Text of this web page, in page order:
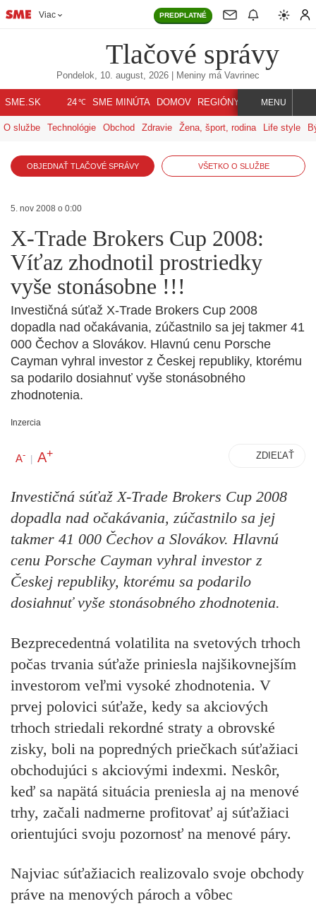
Viac PREDPLATNÉ
Tlačové správy
Pondelok, 10. august, 2026 | Meniny má Vavrinec
SME.SK 24℃ SME MINÚTA DOMOV REGIÓNY INDEX SVET
MENU
O službe Technológie Obchod Zdravie Žena, šport, rodina Life style
OBJEDNAŤ TLAČOVÉ SPRÁVY VŠETKO O SLUŽBE
5. nov 2008 o 0:00
X-Trade Brokers Cup 2008:
Víťaz zhodnotil prostriedky
vyše stonásobne !!!
Investičná súťaž X-Trade Brokers Cup 2008
dopadla nad očakávania, zúčastnilo sa jej takmer 41
000 Čechov a Slovákov. Hlavnú cenu Porsche
Cayman vyhral investor z Českej republiky, ktorému
sa podarilo dosiahnuť vyše stonásobného
zhodnotenia.
Inzercia
A- | A+ ZDIEĽAŤ
Investičná súťaž X-Trade Brokers Cup 2008
dopadla nad očakávania, zúčastnilo sa jej
takmer 41 000 Čechov a Slovákov. Hlavnú
cenu Porsche Cayman vyhral investor z
Českej republiky, ktorému sa podarilo
dosiahnuť vyše stonásobného zhodnotenia.
Bezprecedentná volatilita na svetových trhoch
počas trvania súťaže priniesla najšikovnejším
investorom veľmi vysoké zhodnotenia. V
prvej polovici súťaže, kedy sa akciových
trhoch striedali rekordné straty a obrovské
zisky, boli na popredných priečkach súťažiaci
obchodujúci s akciovými indexmi. Neskôr,
keď sa napätá situácia preniesla aj na menové
trhy, začali nadmerne profitovať aj súťažiaci
orientujúci svoju pozornosť na menové páry.
Najviac súťažiacich realizovalo svoje obchody
práve na menových pároch a vôbec